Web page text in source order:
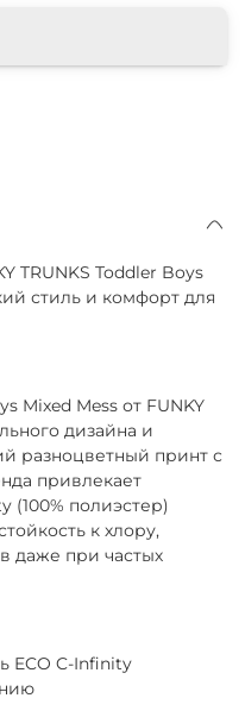
TRUNKS Toddler Boys
стиль и комфорт для
Mixed Mess от FUNKY
дизайна и
разноцветный принт с
привлекает
(100% полиэстер)
к хлору,
даже при частых
ECO C-Infinity